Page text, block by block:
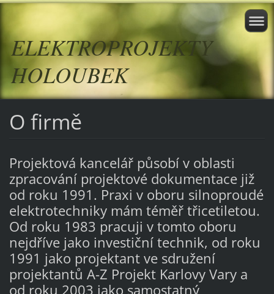
ELEKTROPROJEKTY
HOLOUBEK
O firmě
Projektová kancelář působí v oblasti
zpracování projektové dokumentace již
od roku 1991. Praxi v oboru silnoproudé
elektrotechniky mám téměř třicetiletou.
Od roku 1983 pracuji v tomto oboru
nejdříve jako investiční technik, od roku
1991 jako projektant ve sdružení
projektantů A-Z Projekt Karlovy Vary a
od roku 2003 jako samostatný